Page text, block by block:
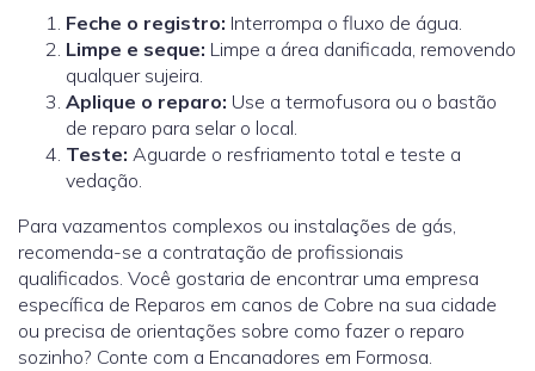
Feche o registro: Interrompa o fluxo de água.
Limpe e seque: Limpe a área danificada, removendo
qualquer sujeira.
Aplique o reparo: Use a termofusora ou o bastão
de reparo para selar o local.
Teste: Aguarde o resfriamento total e teste a
vedação.
Para vazamentos complexos ou instalações de gás,
recomenda-se a contratação de profissionais
qualificados. Você gostaria de encontrar uma empresa
específica de Reparos em canos de Cobre na sua cidade
ou precisa de orientações sobre como fazer o reparo
sozinho? Conte com a Encanadores em Formosa.